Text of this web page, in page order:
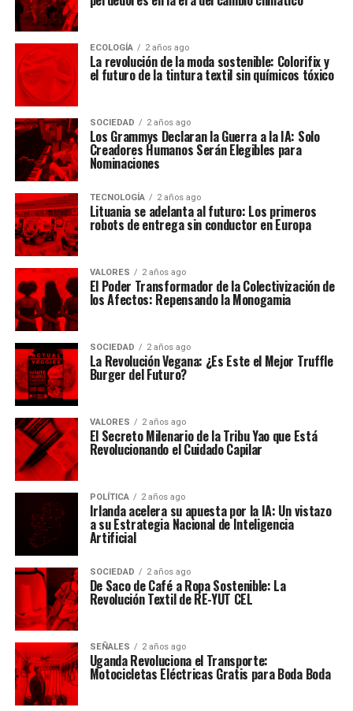
ECOLOGÍA 2 años ago
La revolución de la moda sostenible: Colorifix y
el futuro de la tintura textil sin químicos tóxico
SOCIEDAD 2 años ago
Los Grammys Declaran la Guerra a la IA: Solo
Creadores Humanos Serán Elegibles para
Nominaciones
TECNOLOGÍA 2 años ago
Lituania se adelanta al futuro: Los primeros
robots de entrega sin conductor en Europa
VALORES 2 años ago
El Poder Transformador de la Colectivización de
los Afectos: Repensando la Monogamia
SOCIEDAD 2 años ago
La Revolución Vegana: ¿Es Este el Mejor Truffle
Burger del Futuro?
VALORES 2 años ago
El Secreto Milenario de la Tribu Yao que Está
Revolucionando el Cuidado Capilar
POLÍTICA 2 años ago
Irlanda acelera su apuesta por la IA: Un vistazo
a su Estrategia Nacional de Inteligencia
Artificial
SOCIEDAD 2 años ago
De Saco de Café a Ropa Sostenible: La
Revolución Textil de RE-YUT CEL
SEÑALES 2 años ago
Uganda Revoluciona el Transporte:
Motocicletas Eléctricas Gratis para Boda Boda